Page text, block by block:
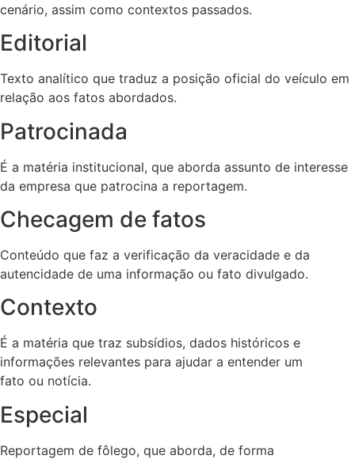
cenário, assim como contextos passados.
Editorial
Texto analítico que traduz a posição oficial do veículo em
relação aos fatos abordados.
Patrocinada
É a matéria institucional, que aborda assunto de interesse
da empresa que patrocina a reportagem.
Checagem de fatos
Conteúdo que faz a verificação da veracidade e da
autencidade de uma informação ou fato divulgado.
Contexto
É a matéria que traz subsídios, dados históricos e
informações relevantes para ajudar a entender um
fato ou notícia.
Especial
Reportagem de fôlego, que aborda, de forma